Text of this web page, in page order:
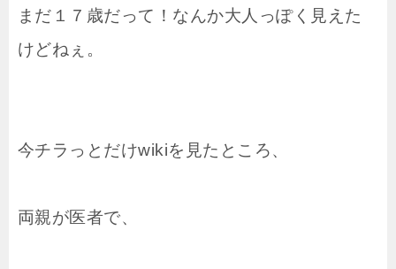
まだ１７歳だって！なんか大人っぽく見えた
けどねぇ。
今チラっとだけwikiを見たところ、
両親が医者で、